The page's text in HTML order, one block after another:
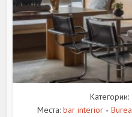
Категории:
Места: bar interior •